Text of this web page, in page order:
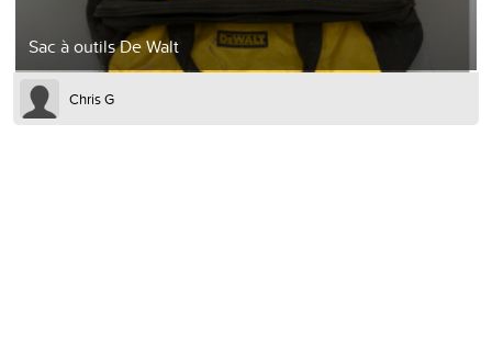
Sac à outils De Walt
Chris G